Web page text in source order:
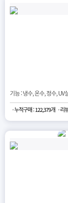
기능 : 냉수, 온수, 정수,
· 누적구매 : 122,379개 · 리